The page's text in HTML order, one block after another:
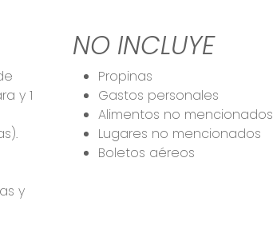
y 1
y
NO INCLUYE
Propinas
Gastos personales
Alimentos no mencionados
Lugares no mencionados
Boletos aéreos